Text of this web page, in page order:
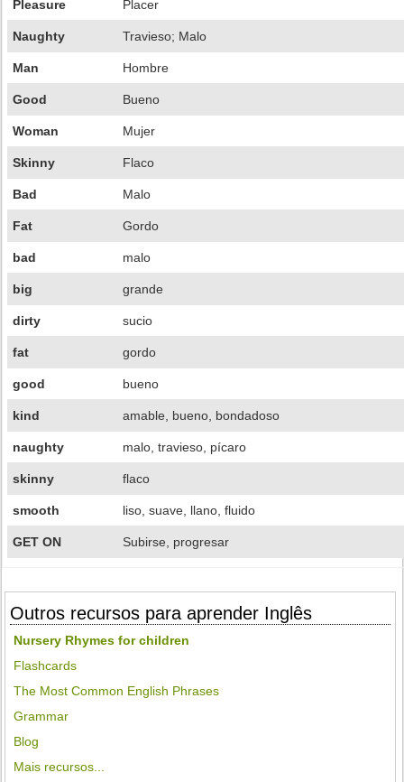
Pleasure Placer
Naughty Travieso; Malo
Man Hombre
Good Bueno
Woman Mujer
Skinny Flaco
Bad Malo
Fat Gordo
bad malo
big grande
dirty sucio
fat gordo
good bueno
kind amable, bueno, bondadoso
naughty malo, travieso, pícaro
skinny flaco
smooth liso, suave, llano, fluido
GET ON Subirse, progresar
Outros recursos para aprender Inglês
Nursery Rhymes for children
Flashcards
The Most Common English Phrases
Grammar
Blog
Mais recursos...